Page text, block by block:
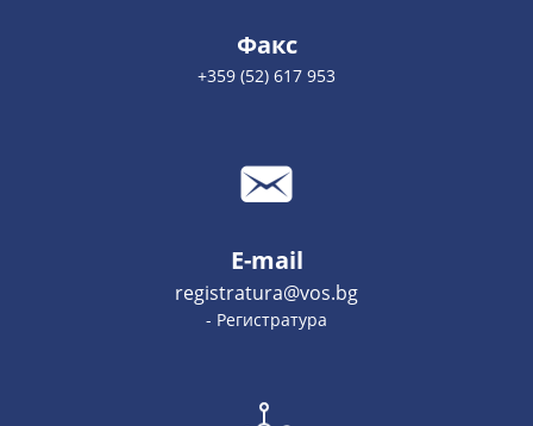
Факс
+359 (52) 617 953
E-mail
registratura@vos.bg
- Регистратура